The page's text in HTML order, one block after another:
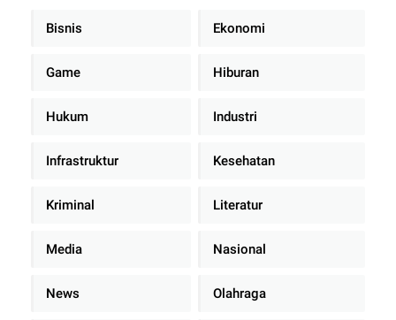
Bisnis Ekonomi
Game Hiburan
Hukum Industri
Infrastruktur Kesehatan
Kriminal Literatur
Media Nasional
News Olahraga